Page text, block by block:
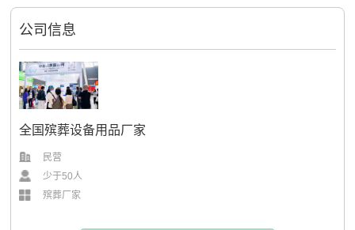
公司信息
全国殡葬设备用品厂家
民营
少于50人
殡葬厂家